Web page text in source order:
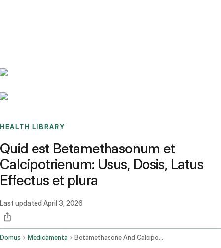
HEALTH LIBRARY
Quid est Betamethasonum et
Calcipotrienum: Usus, Dosis, Latus
Effectus et plura
Last updated April 3, 2026
Domus Medicamenta Betamethasone And Calcipotriene Topical Application Route